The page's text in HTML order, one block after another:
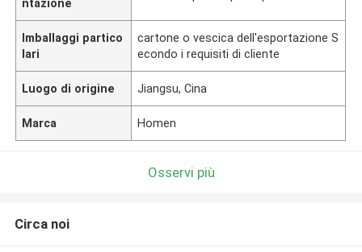
ntazione
Imballaggi partico
lari
cartone o vescica dell'esportazione S
econdo i requisiti di cliente
Luogo di origine Jiangsu, Cina
Marca Homen
Osservi più
Circa noi